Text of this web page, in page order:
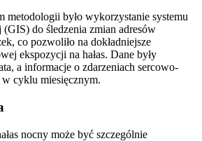
metodologii było wykorzystanie systemu
do śledzenia zmian adresów
co pozwoliło na dokładniejsze
ekspozycji na hałas. Dane były
a informacje o zdarzeniach sercowo-
cyklu miesięcznym.
nocny może być szczególnie